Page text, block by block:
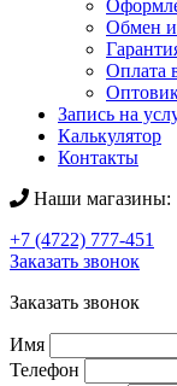
Обмен и
Оплата
Запись на
Калькулятор
Контакты
Наши магазины:
+7 (4722) 777-451
Заказать звонок
Заказать звонок
Имя
Телефон